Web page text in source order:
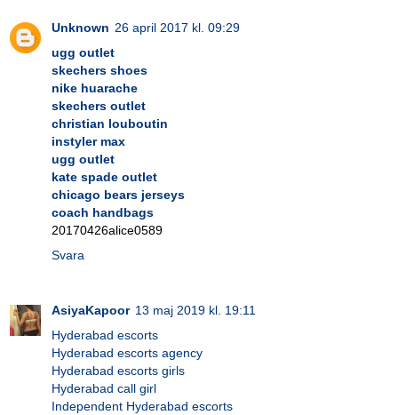
Unknown 26 april 2017 kl. 09:29
ugg outlet
skechers shoes
nike huarache
skechers outlet
christian louboutin
instyler max
ugg outlet
kate spade outlet
chicago bears jerseys
coach handbags
20170426alice0589
Svara
AsiyaKapoor 13 maj 2019 kl. 19:11
Hyderabad escorts
Hyderabad escorts agency
Hyderabad escorts girls
Hyderabad call girl
Independent Hyderabad escorts